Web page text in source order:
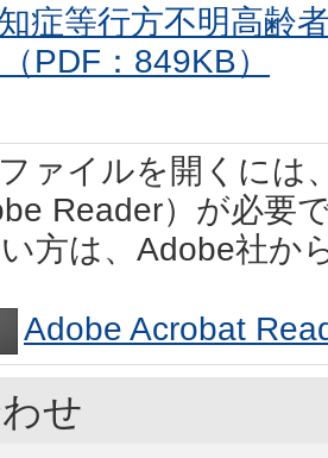
症等行方不明高齢
PDF：849KB）
ァイルを開くには
Reader）が必要
方は、Adobe社か
Adobe Acrobat
せ